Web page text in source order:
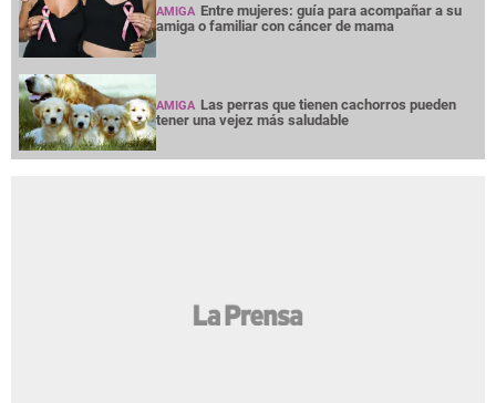
AMIGA Entre mujeres: guía para acompañar a su
amiga o familiar con cáncer de mama
AMIGA Las perras que tienen cachorros pueden
tener una vejez más saludable